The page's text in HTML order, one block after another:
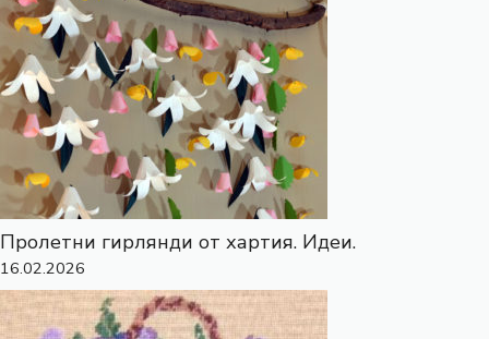
Пролетни гирлянди от хартия. Идеи.
16.02.2026